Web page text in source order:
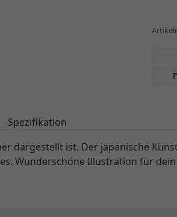
Spezifikation
dargestellt ist. Der japanische
Wunderschöne Illustration für